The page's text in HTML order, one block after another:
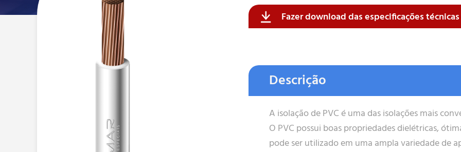
Enviar
Formatos aceitos para CV: .pdf , .doc , .xlsx , .pptx .jpeg ,
Enviar
Fazer download das especificações
Descrição
A isolação de PVC é uma das isolações mais
O PVC possui boas propriedades dielétricas,
pode ser utilizado em uma ampla variedade de